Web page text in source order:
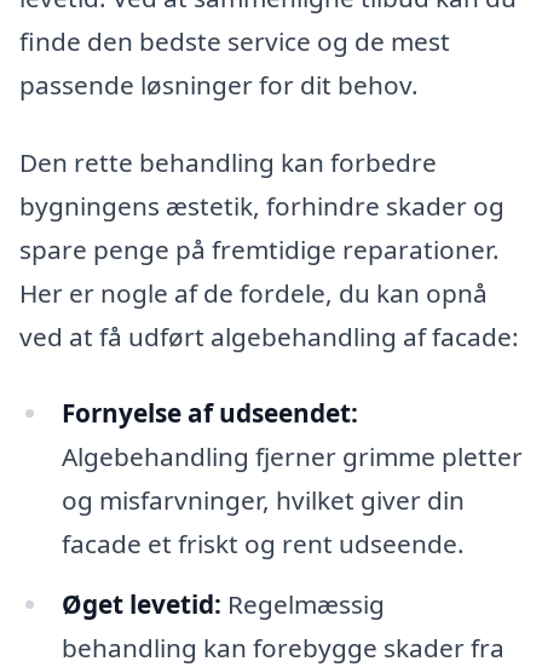
finde den bedste service og de mest
passende løsninger for dit behov.
Den rette behandling kan forbedre
bygningens æstetik, forhindre skader og
spare penge på fremtidige reparationer.
Her er nogle af de fordele, du kan opnå
ved at få udført algebehandling af facade:
Fornyelse af udseendet:
Algebehandling fjerner grimme pletter
og misfarvninger, hvilket giver din
facade et friskt og rent udseende.
Øget levetid: Regelmæssig
behandling kan forebygge skader fra